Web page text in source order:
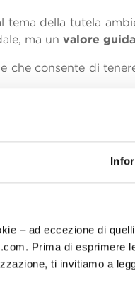
– ad eccezione di
Prima di esprimere
ti invitiamo a
della tutela
ma un valore guida
che consente di
del percorso
(così come
volontario per
ambientali
. Tale
di fornire: